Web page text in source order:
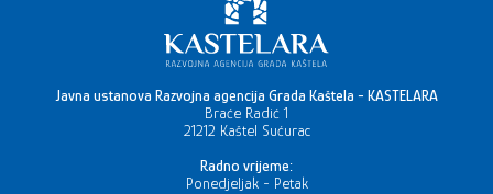
Javna ustanova Razvojna agencija Grada Kaštela - KASTELARA
Braće Radić 1
21212 Kaštel Sućurac
Radno vrijeme:
Ponedjeljak - Petak